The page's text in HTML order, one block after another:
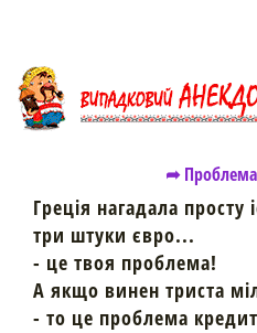
➦
Греція нагадала
три штуки євро...
- це твоя проблема!
А якщо винен триста
- то це проблема